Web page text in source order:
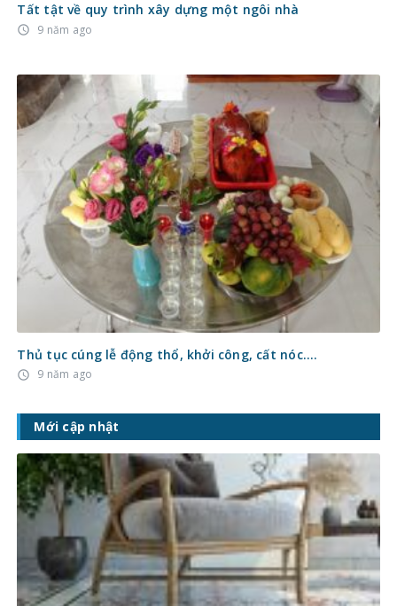
Tất tật về quy trình xây dựng một ngôi nhà
access_time 9 năm ago
Thủ tục cúng lễ động thổ, khởi công, cất nóc….
access_time 9 năm ago
Mới cập nhật